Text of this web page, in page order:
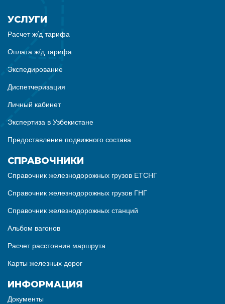
УСЛУГИ
Расчет ж/д тарифа
Оплата ж/д тарифа
Экспедирование
Диспетчеризация
Личный кабинет
Экспертиза в Узбекистане
Предоставление подвижного состава
СПРАВОЧНИКИ
Справочник железнодорожных грузов ЕТСНГ
Справочник железнодорожных грузов ГНГ
Справочник железнодорожных станций
Альбом вагонов
Расчет расстояния маршрута
Карты железных дорог
ИНФОРМАЦИЯ
Документы